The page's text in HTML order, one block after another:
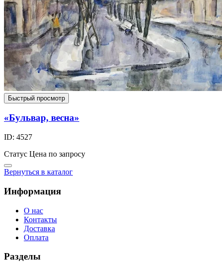
Быстрый просмотр
«Бульвар, весна»
ID: 4527
Статус Цена по запросу
Вернуться в каталог
Информация
О нас
Контакты
Доставка
Оплата
Разделы